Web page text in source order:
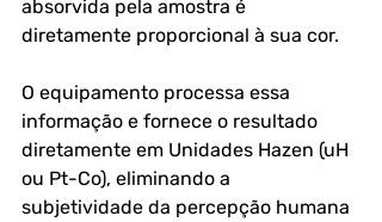
absorvida pela amostra é
diretamente proporcional à sua cor.
O equipamento processa essa
informação e fornece o resultado
diretamente em Unidades Hazen (uH
ou Pt-Co), eliminando a
subjetividade da percepção humana